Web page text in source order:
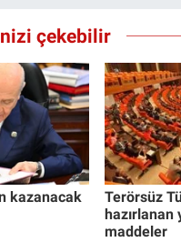
çekebilir
kazanacak
Terörsüz
maddeler